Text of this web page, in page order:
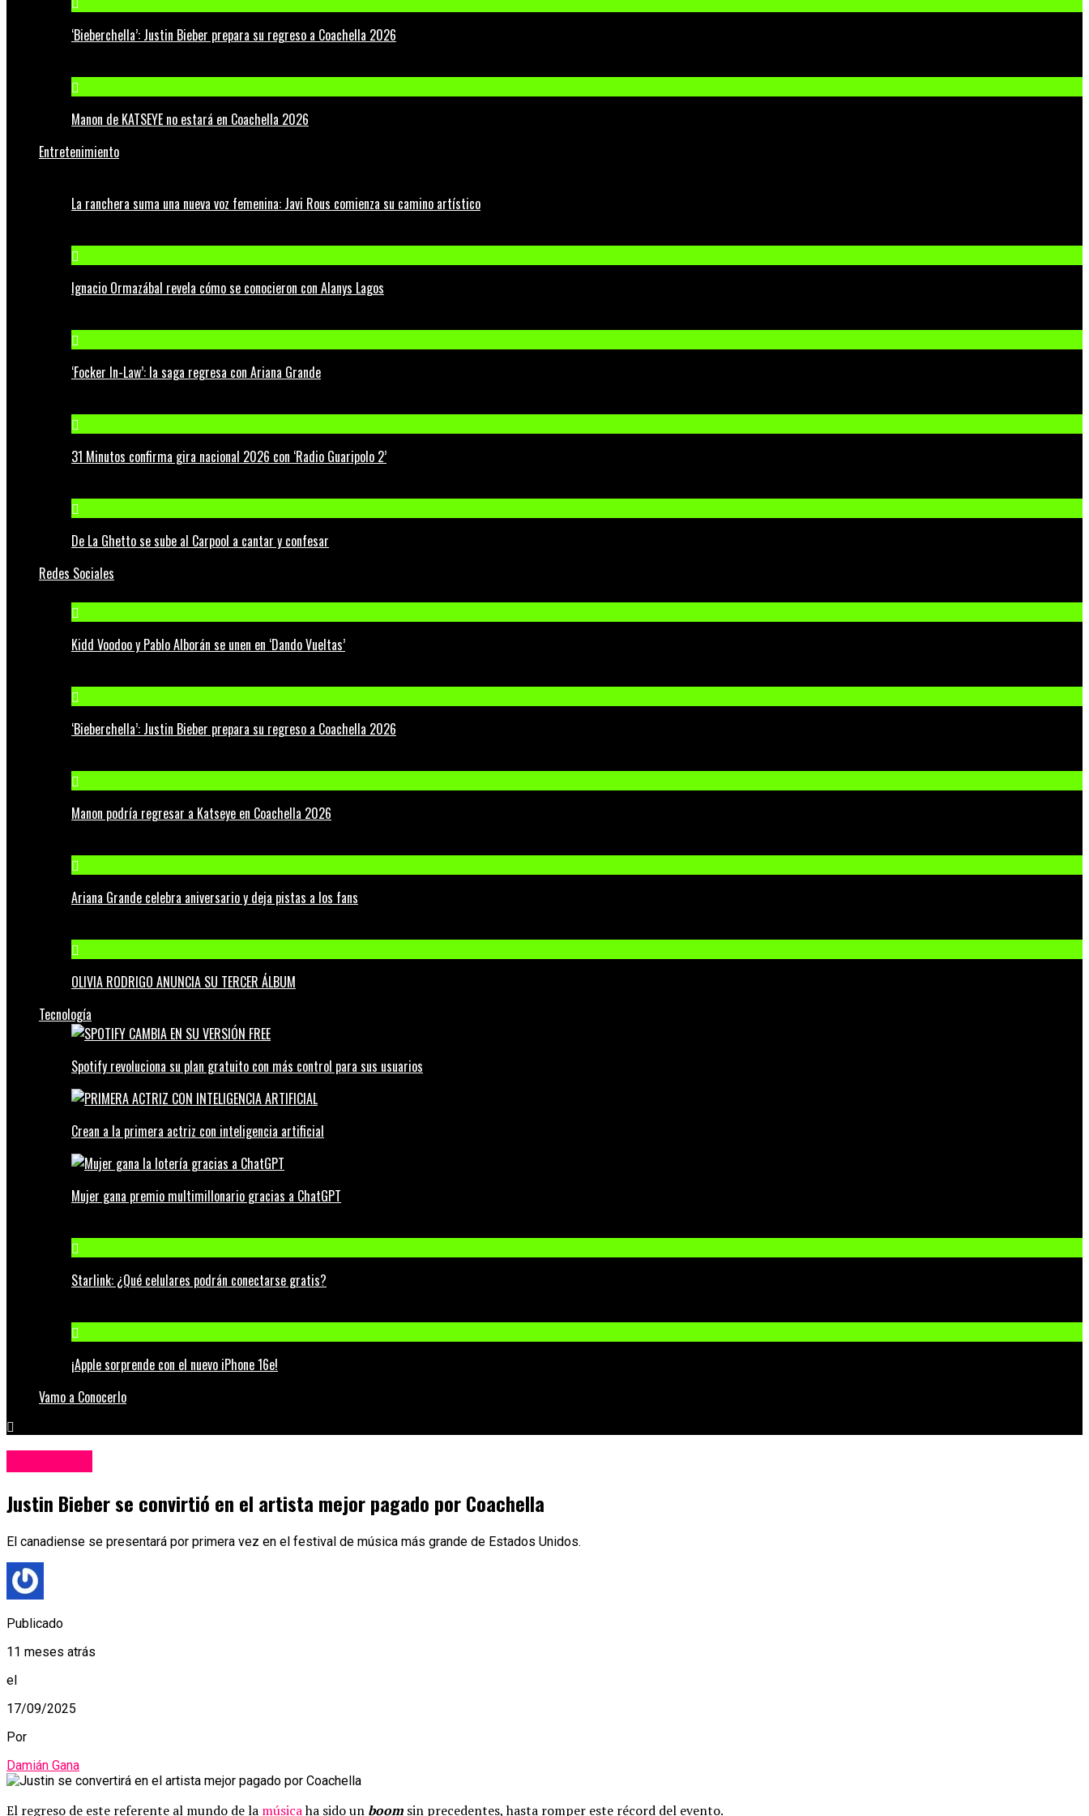
‘Bieberchella’: Justin Bieber prepara su regreso a Coachella 2026
Manon de KATSEYE no estará en Coachella 2026
Entretenimiento
La ranchera suma una nueva voz femenina: Javi Rous comienza su camino artístico
Ignacio Ormazábal revela cómo se conocieron con Alanys Lagos
‘Focker In-Law’: la saga regresa con Ariana Grande
31 Minutos confirma gira nacional 2026 con ‘Radio Guaripolo 2’
De La Ghetto se sube al Carpool a cantar y confesar
Redes Sociales
Kidd Voodoo y Pablo Alborán se unen en ‘Dando Vueltas’
‘Bieberchella’: Justin Bieber prepara su regreso a Coachella 2026
Manon podría regresar a Katseye en Coachella 2026
Ariana Grande celebra aniversario y deja pistas a los fans
OLIVIA RODRIGO ANUNCIA SU TERCER ÁLBUM
Tecnología
Spotify revoluciona su plan gratuito con más control para sus usuarios
Crean a la primera actriz con inteligencia artificial
Mujer gana premio multimillonario gracias a ChatGPT
Starlink: ¿Qué celulares podrán conectarse gratis?
¡Apple sorprende con el nuevo iPhone 16e!
Vamo a Conocerlo
Justin Bieber se convirtió en el artista mejor pagado por Coachella
El canadiense se presentará por primera vez en el festival de música más grande de Estados Unidos.
Publicado
11 meses atrás
el
17/09/2025
Por
Damián Gana
El regreso de este referente al mundo de la músicaha sido un boom sin precedentes, hasta romper este récord del evento.